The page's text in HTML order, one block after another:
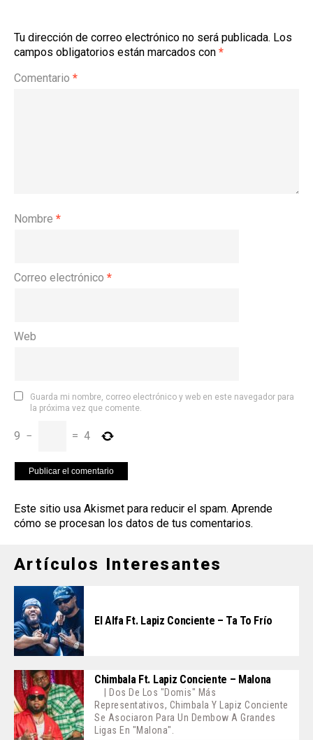
Tu dirección de correo electrónico no será publicada. Los
campos obligatorios están marcados con *
Comentario *
Nombre *
Correo electrónico *
Web
Guarda mi nombre, correo electrónico y web en este navegador para
la próxima vez que comente.
9 − = 4
Este sitio usa Akismet para reducir el spam. Aprende
cómo se procesan los datos de tus comentarios.
Artículos Interesantes
El Alfa Ft. Lapiz Conciente – Ta To Frío
Chimbala Ft. Lapiz Conciente – Malona
| Dos De Los "domis" Más
Representativos, Chimbala Y Lapiz Conciente
Se Asociaron Para Un Dembow A Grandes
Ligas En "Malona".